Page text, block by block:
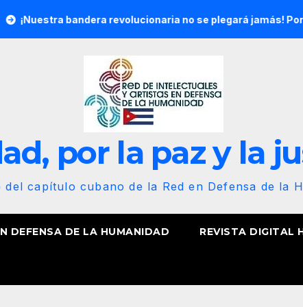
bandera revolucionaria no se plegará jamás! Por Bruno
por la paz y la
del capítulo cubano de la Red en Defensa de la
DEFENSA DE LA HUMANIDAD REVISTA DIGITAL